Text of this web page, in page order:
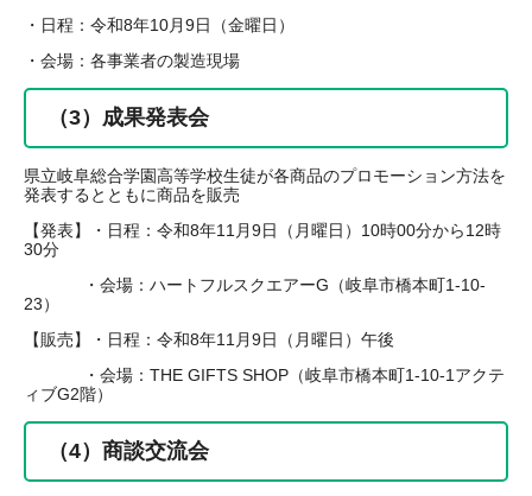
・日程：令和8年10月9日（金曜日）
・会場：各事業者の製造現場
（3）成果発表会
県立岐阜総合学園高等学校生徒が各商品のプロモーション方法を
発表するとともに商品を販売
【発表】・日程：令和8年11月9日（月曜日）10時00分から12時
30分
・会場：ハートフルスクエアーG（岐阜市橋本町1-10-
23）
【販売】・日程：令和8年11月9日（月曜日）午後
・会場：THE GIFTS SHOP（岐阜市橋本町1-10-1アクテ
ィブG2階）
（4）商談交流会